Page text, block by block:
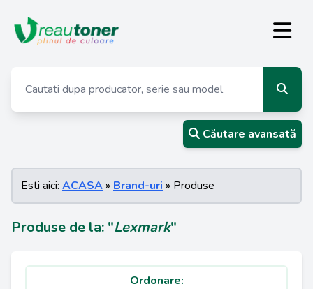
Căutare avansată
Esti aici: ACASA » Brand-uri » Produse
Produse de la: "Lexmark"
Ordonare: